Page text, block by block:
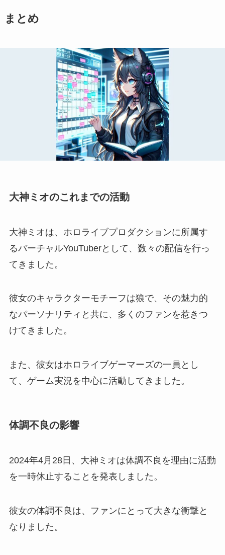
まとめ
大神ミオのこれまでの活動
大神ミオは、ホロライブプロダクションに所属す
るバーチャルYouTuberとして、数々の配信を行っ
てきました。
彼女のキャラクターモチーフは狼で、その魅力的
なパーソナリティと共に、多くのファンを惹きつ
けてきました。
また、彼女はホロライブゲーマーズの一員とし
て、ゲーム実況を中心に活動してきました。
体調不良の影響
2024年4月28日、大神ミオは体調不良を理由に活動
を一時休止することを発表しました。
彼女の体調不良は、ファンにとって大きな衝撃と
なりました。